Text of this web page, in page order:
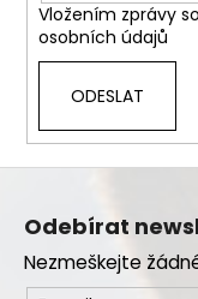
Vložením zprávy
osobních údajů
ODESLAT
o
p
o
Odebírat
Nezmeškejte